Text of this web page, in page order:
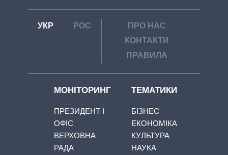
УКР РОС
ПРО НАС
КОНТАКТИ
ПРАВИЛА
МОНІТОРИНГ
ПРЕЗИДЕНТ І
ОФІС
ВЕРХОВНА
РАДА
ТЕМАТИКИ
БІЗНЕС
ЕКОНОМІКА
КУЛЬТУРА
НАУКА